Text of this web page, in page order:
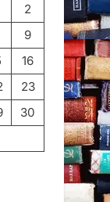
2
9
16
23
30